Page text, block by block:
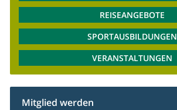
REISEANGEBOTE
SPORTAUSBILDUNGEN
VERANSTALTUNGEN
Mitglied werden